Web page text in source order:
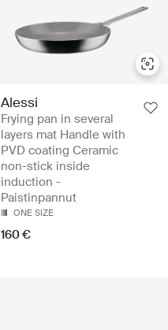
Alessi
Frying pan in several
layers mat Handle with
PVD coating Ceramic
non-stick inside
induction -
Paistinpannut
ONE SIZE
160 €